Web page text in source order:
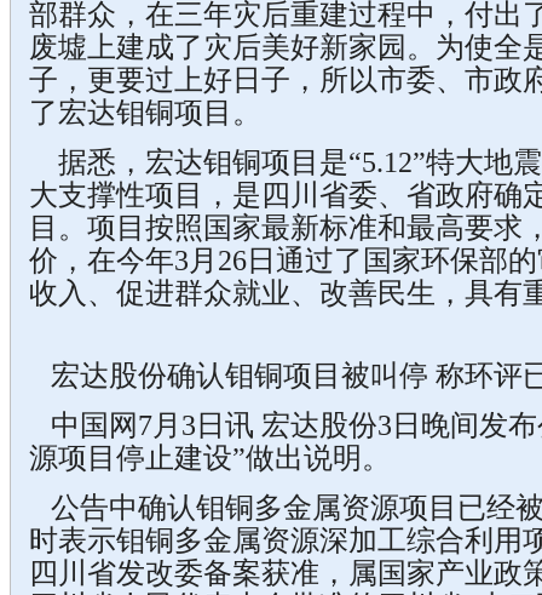
部群众，在三年灾后重建过程中，付出
废墟上建成了灾后美好新家园。为使全
子，更要过上好日子，所以市委、市政
了宏达钼铜项目。
据悉，宏达钼铜项目是“5.12”特大地
大支撑性项目，是四川省委、省政府确
目。项目按照国家最新标准和最高要求
价，在今年3月26日通过了国家环保部
收入、促进群众就业、改善民生，具有
宏达股份确认钼铜项目被叫停 称环评
中国网7月3日讯 宏达股份3日晚间发
源项目停止建设”做出说明。
公告中确认钼铜多金属资源项目已经
时表示钼铜多金属资源深加工综合利用
四川省发改委备案获准，属国家产业政